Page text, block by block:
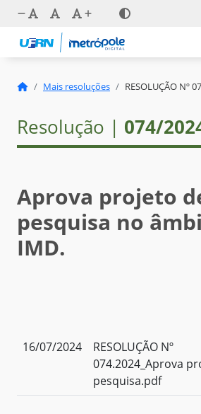
Mais resoluções RESOLUÇÃO Nº
Resolução | 074/
Aprova projeto
pesquisa no
IMD.
16/07/2024
RESOLUÇÃO Nº
074.2024_Aprova
pesquisa.pdf